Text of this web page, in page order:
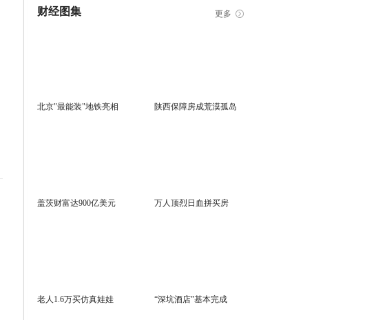
财经图集 更多
北京"最能装"地铁亮相 陕西保障房成荒漠孤岛
盖茨财富达900亿美元 万人顶烈日血拼买房
老人1.6万买仿真娃娃 “深坑酒店”基本完成